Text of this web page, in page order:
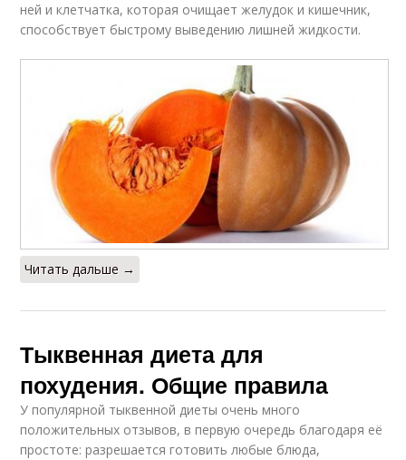
ней и клетчатка, которая очищает желудок и кишечник,
способствует быстрому выведению лишней жидкости.
Читать дальше →
Тыквенная диета для
похудения. Общие правила
У популярной тыквенной диеты очень много
положительных отзывов, в первую очередь благодаря её
простоте: разрешается готовить любые блюда,